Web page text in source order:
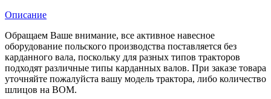
Описание
Обращаем Ваше внимание, все активное навесное
оборудование польского производства поставляется без
карданного вала, поскольку для разных типов тракторов
подходят различные типы карданных валов. При заказе товара
уточняйте пожалуйста вашу модель трактора, либо количество
шлицов на ВОМ.